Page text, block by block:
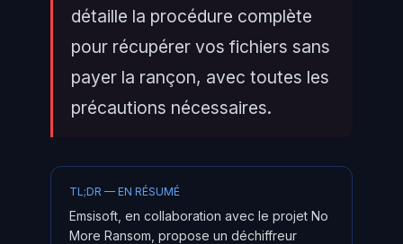
détaille la procédure complète
pour récupérer vos fichiers sans
payer la rançon, avec toutes les
précautions nécessaires.
TL;DR — EN RÉSUMÉ
Emsisoft, en collaboration avec le projet No
More Ransom, propose un déchiffreur